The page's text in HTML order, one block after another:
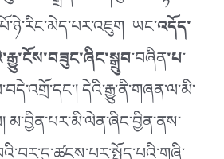
ཡང་འདོད་
་བཞིན་པ་
དེའི་རྒྱུ་ནི་གཞན་ལ་མི་
མ་བྱིན་པར་མི་ལེན་ཞིང་བྱིན་ནས་